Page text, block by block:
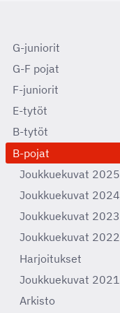
G-juniorit
G-F pojat
F-juniorit
E-tytöt
B-tytöt
B-pojat
Joukkuekuvat 2025
Joukkuekuvat 2024
Joukkuekuvat 2023
Joukkuekuvat 2022
Harjoitukset
Joukkuekuvat 2021
Arkisto